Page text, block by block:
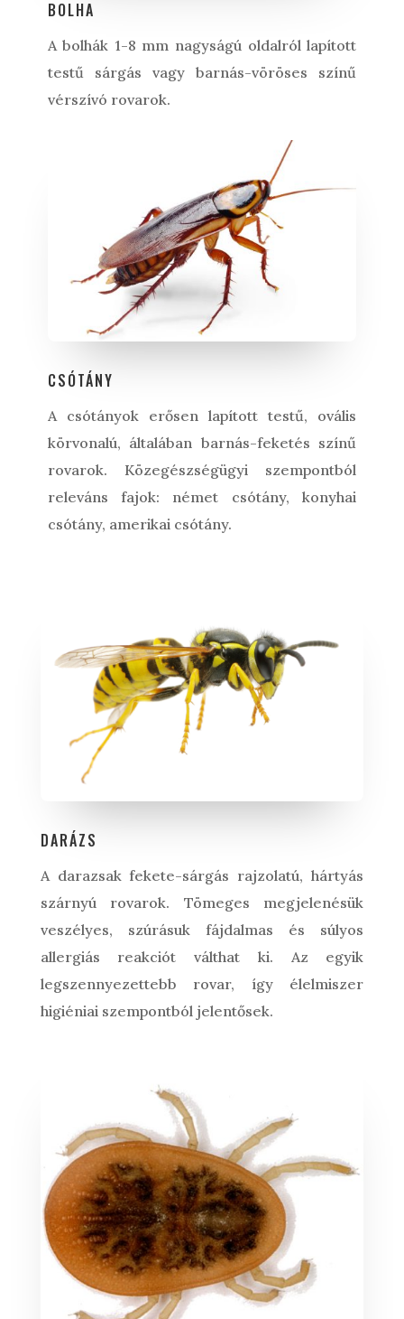
BOLHA
A bolhák 1-8 mm nagyságú oldalról lapított
testű sárgás vagy barnás-vöröses színű
vérszívó rovarok.
CSÓTÁNY
A csótányok erősen lapított testű, ovális
körvonalú, általában barnás-feketés színű
rovarok. Közegészségügyi szempontból
releváns fajok: német csótány, konyhai
csótány, amerikai csótány.
DARÁZS
A darazsak fekete-sárgás rajzolatú, hártyás
szárnyú rovarok. Tömeges megjelenésük
veszélyes, szúrásuk fájdalmas és súlyos
allergiás reakciót válthat ki. Az egyik
legszennyezettebb rovar, így élelmiszer
higiéniai szempontból jelentősek.